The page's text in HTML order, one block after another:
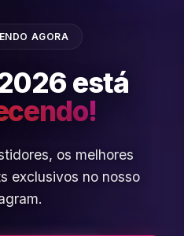
AGORA
está
os melhores
exclusivos no nosso